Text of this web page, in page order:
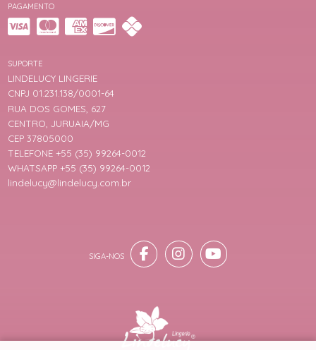
PAGAMENTO
SUPORTE
LINDELUCY LINGERIE
CNPJ 01.231.138/0001-64
RUA DOS GOMES, 627
CENTRO, JURUAIA/MG
CEP 37805000
TELEFONE +55 (35) 99264-0012
WHATSAPP +55 (35) 99264-0012
lindelucy@lindelucy.com.br